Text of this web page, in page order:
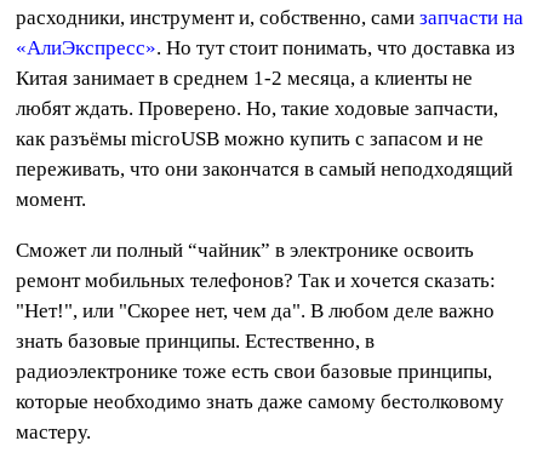
расходники, инструмент и, собственно, самизапчасти на
«АлиЭкспресс». Но тут стоит понимать, что доставка из
Китая занимает в среднем 1-2 месяца, а клиенты не
любят ждать. Проверено. Но, такие ходовые запчасти,
как разъёмы microUSB можно купить с запасом и не
переживать, что они закончатся в самый неподходящий
момент.
Сможет ли полный “чайник” в электронике освоить
ремонт мобильных телефонов? Так и хочется сказать:
"Нет!", или "Скорее нет, чем да". В любом деле важно
знать базовые принципы. Естественно, в
радиоэлектронике тоже есть свои базовые принципы,
которые необходимо знать даже самому бестолковому
мастеру.